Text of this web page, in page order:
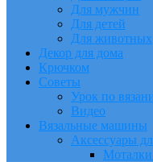
Для мужчин
Для детей
Для животных
Декор для дома
Крючком
Советы
Урок по
Видео
Вязальные машины
Аксессуары